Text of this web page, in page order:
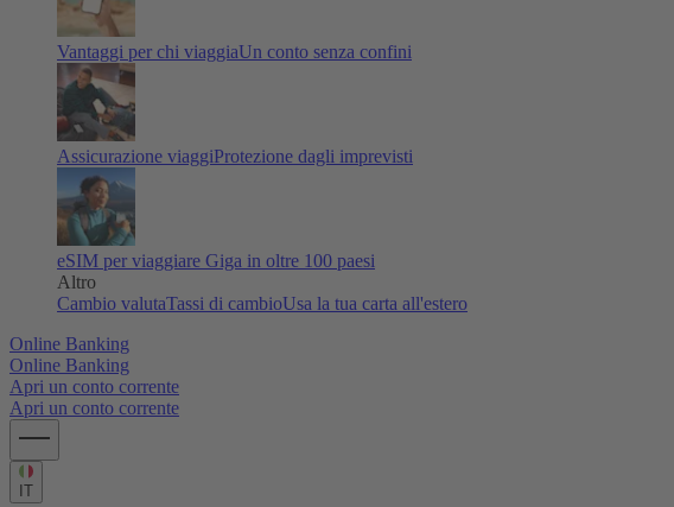
Vantaggi per chi viaggiaUn conto senza confini
Assicurazione viaggiProtezione dagli imprevisti
eSIM per viaggiare Giga in oltre 100 paesi
Altro
Cambio valutaTassi di cambioUsa la tua carta all'estero
Online Banking
Online Banking
Apri un conto corrente
Apri un conto corrente
IT